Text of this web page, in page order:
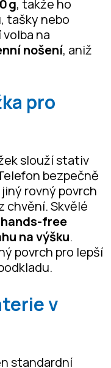
g, takže ho
tašky nebo
na
nošení, aniž
pro
slouží stativ
bezpečně
rovný povrch
chvění. Skvělé
hands-free
na výšku.
povrch pro lepší
v
standardní